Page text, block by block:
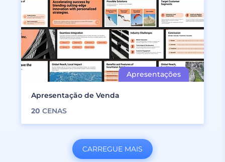
Apresentação de Venda
20 CENAS
CARREGUE MAIS